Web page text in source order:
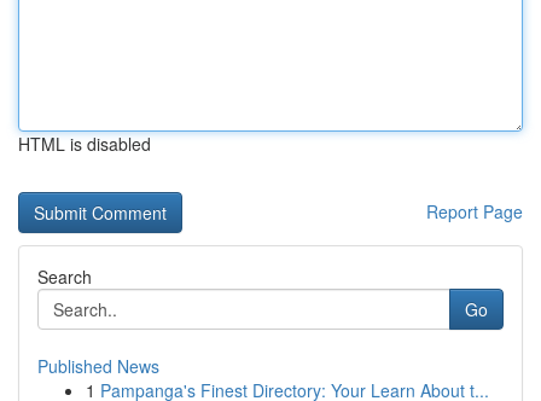
HTML is disabled
Report Page
Search
Go
Published News
1 Pampanga's Finest Directory: Your Learn About t...